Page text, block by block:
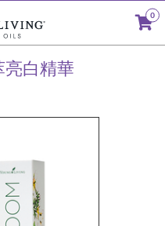
0
亮白精華